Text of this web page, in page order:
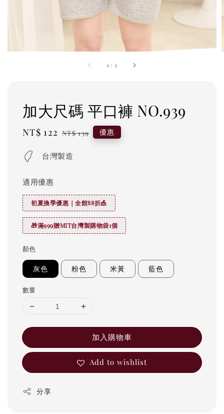
1 / 2
加大尺碼 平口褲 NO.939
Sale
NT$ 122 Regular
NT$ 139 優惠
台灣製造
適用優惠
初夏換季優惠｜全館88折🎪
🎁滿999贈MIT台灣製購物袋1個
顏色
灰色 粉色 米黃 藍色
數量
加入購物車
Add to wishlist
分享